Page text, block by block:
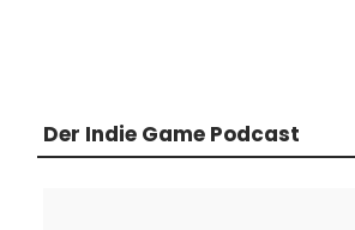
Der Indie Game Podcast